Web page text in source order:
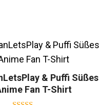
& Puffi Süßes
Fan T-Shirt